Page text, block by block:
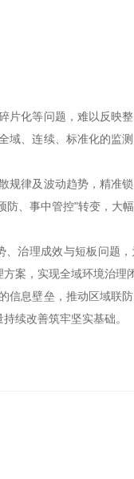
化等问题，难以反映
域、连续、标准化的监
律及波动趋势，精准
、事中管控"转变，大
治理成效与短板问题
案，实现全域环境治理
息壁垒，推动区域联防
续改善筑牢坚实基础。